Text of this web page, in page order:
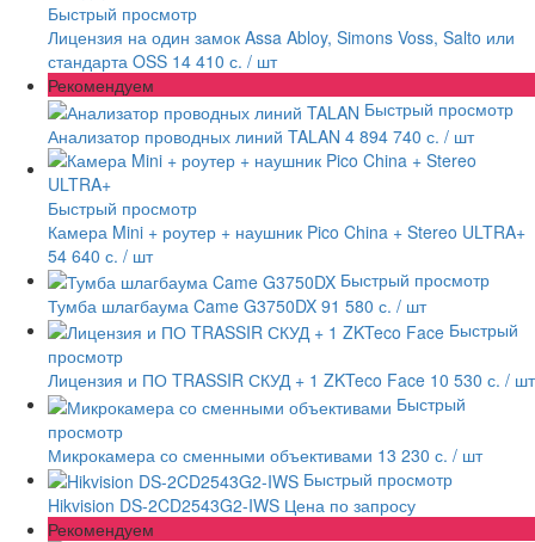
Быстрый просмотр
Лицензия на один замок Assa Abloy, Simons Voss, Salto или
стандарта OSS 14 410 с. / шт
Рекомендуем
Быстрый просмотр
Анализатор проводных линий TALAN 4 894 740 с. / шт
Быстрый просмотр
Камера Mini + роутер + наушник Pico China + Stereo ULTRA+
54 640 с. / шт
Быстрый просмотр
Тумба шлагбаума Came G3750DX 91 580 с. / шт
Быстрый
просмотр
Лицензия и ПО TRASSIR СКУД + 1 ZKTeco Face 10 530 с. / шт
Быстрый
просмотр
Микрокамера со сменными объективами 13 230 с. / шт
Быстрый просмотр
Hikvision DS-2CD2543G2-IWS Цена по запросу
Рекомендуем